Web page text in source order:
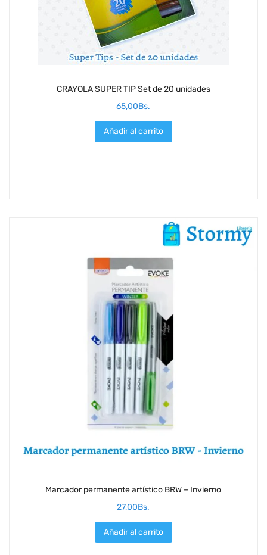
CRAYOLA SUPER TIP Set de 20 unidades
65,00Bs.
Añadir al carrito
Marcador permanente artístico BRW – Invierno
27,00Bs.
Añadir al carrito